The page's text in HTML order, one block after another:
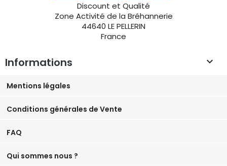
Discount et Qualité
Zone Activité de la Bréhannerie
44640 LE PELLERIN
France
Informations 
Mentions légales
Conditions générales de Vente
FAQ
Qui sommes nous ?